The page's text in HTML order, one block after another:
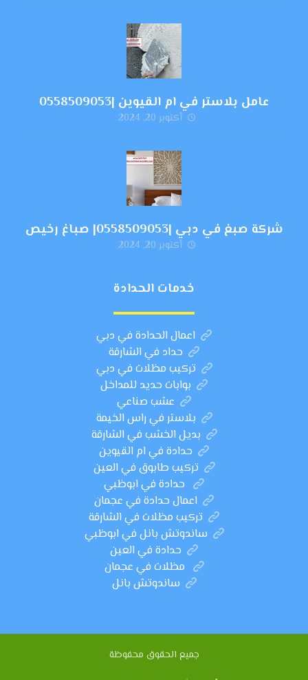
عامل بلاستر في ام القيوين |0558509053
أكتوبر 20, 2024
شركة صبغ في دبي |0558509053| صباغ رخيص
أكتوبر 20, 2024
خدمات الحدادة
اعمال الحدادة في دبي
حداد في الشارقة
تركيب مظلات في دبي
بوابات حديد للمداخل
عشب صناعي
بلاستر في راس الخيمة
بديل الخشب في الشارقة
حدادة في ام القيوين
تركيب طابوق في العين
حدادة في ابوظبي
اعمال حدادة في عجمان
تركيب مظلات في الشارقة
ساندوتش بانل في ابوظبي
حدادة في العين
مظلات في عجمان
ساندوتش بانل
جميع الحقوق محفوظة